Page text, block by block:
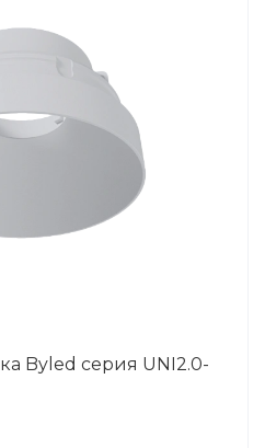
Byled серия UNI2.0-